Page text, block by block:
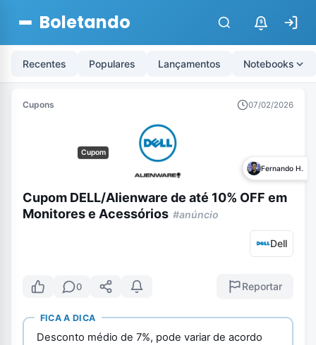
Boletando $
Recentes Populares Lançamentos Notebooks
Cupons 07/02/2026
Cupom
Fernando H.
Cupom DELL/Alienware de até 10% OFF em
Monitores e Acessórios #anúncio
Dell
0 Reportar
FICA A DICA
Desconto médio de 7%, pode variar de acordo